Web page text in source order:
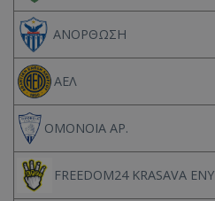
ΑΝΟΡΘΩΣΗ
ΑΕΛ
ΟΜΟΝΟΙΑ ΑΡ.
FREEDOM24 KRASAVA ΕΝΥ